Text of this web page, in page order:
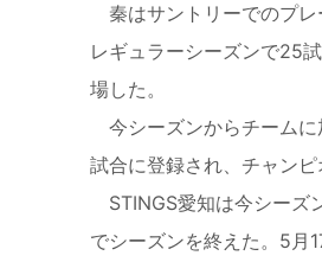
秦はサントリーでのプレ
レギュラーシーズンで25
場した。
今シーズンからチームに
試合に登録され、チャン
STINGS愛知は今シーズ
でシーズンを終えた。5月